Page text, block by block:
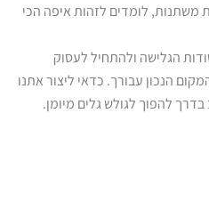
משתנות, לומדים לזהות איפה הכי
הגלישה ולהתחיל לעסוק
הנכון עבורך. כדאי ליצור אתנו
להפוך לגולש גלים מיומן.